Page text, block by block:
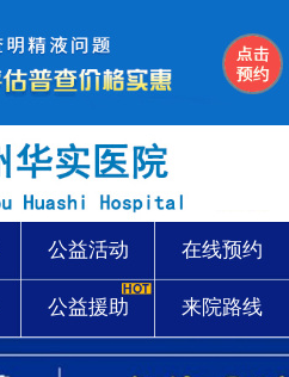
公益活动 在线预约
公益援助 来院路线